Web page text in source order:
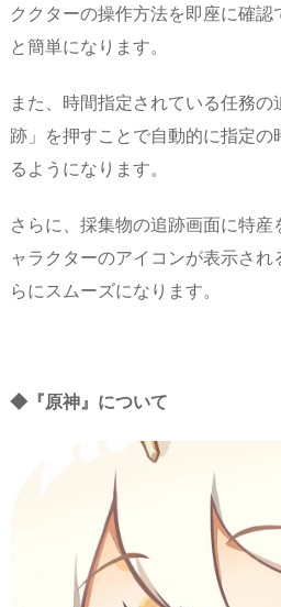
ククターの操作方法を即座に確
と簡単になります。
また、時間指定されている任務
跡」を押すことで自動的に指定
るようになります。
さらに、採集物の追跡画面に特
ャラクターのアイコンが表示され
らにスムーズになります。
◆『原神』について